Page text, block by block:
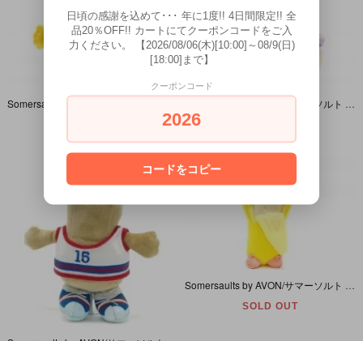
SOLD OUT
日頃の感謝を込めて･･･ 年に1度!! 4日間限定!! 全
品20％OFF!! カートにてクーポンコードをご入
力ください。 【2026/08/06(木)[10:00]～08/9(日)
[18:00]まで】
クーポンコード
2026
コードをコピー